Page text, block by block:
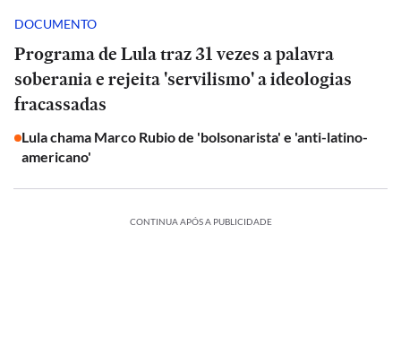
DOCUMENTO
Programa de Lula traz 31 vezes a palavra
soberania e rejeita 'servilismo' a ideologias
fracassadas
Lula chama Marco Rubio de 'bolsonarista' e 'anti-latino-
americano'
CONTINUA APÓS A PUBLICIDADE